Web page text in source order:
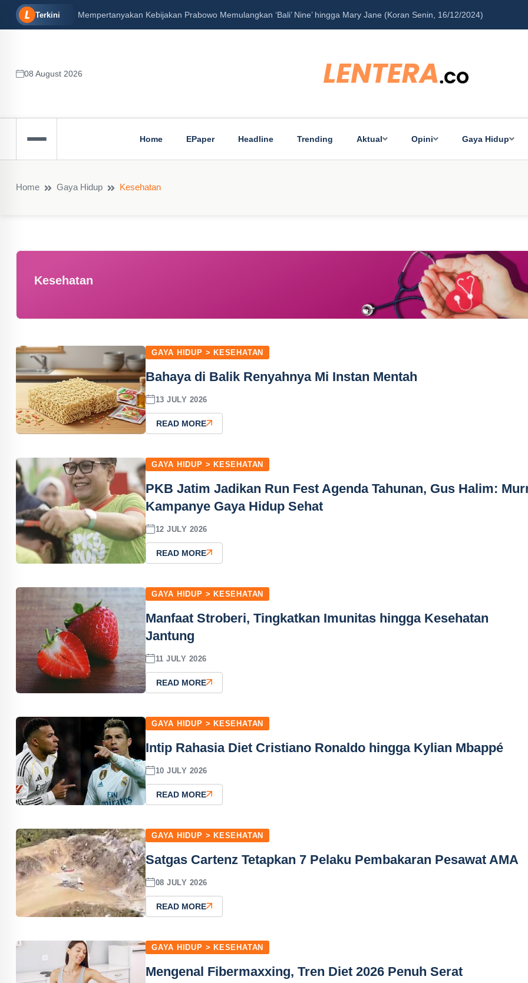
Terkini
16/12/2024) Peran Besar Tuhan…
08 August 2026
Home EPaper Headline Trending Aktual Opini Gaya Hidup
Home Gaya Hidup Kesehatan
Kesehatan
GAYA HIDUP > KESEHATAN
Bahaya di Balik Renyahnya Mi Instan Mentah
13 JULY 2026
READ MORE
GAYA HIDUP > KESEHATAN
PKB Jatim Jadikan Run Fest Agenda Tahunan, Gus Halim:
Kampanye Gaya Hidup Sehat
12 JULY 2026
READ MORE
GAYA HIDUP > KESEHATAN
Manfaat Stroberi, Tingkatkan Imunitas hingga Kesehatan
Jantung
11 JULY 2026
READ MORE
GAYA HIDUP > KESEHATAN
Intip Rahasia Diet Cristiano Ronaldo hingga Kylian Mbappé
10 JULY 2026
READ MORE
GAYA HIDUP > KESEHATAN
Satgas Cartenz Tetapkan 7 Pelaku Pembakaran Pesawat AMA
08 JULY 2026
READ MORE
GAYA HIDUP > KESEHATAN
Mengenal Fibermaxxing, Tren Diet 2026 Penuh Serat